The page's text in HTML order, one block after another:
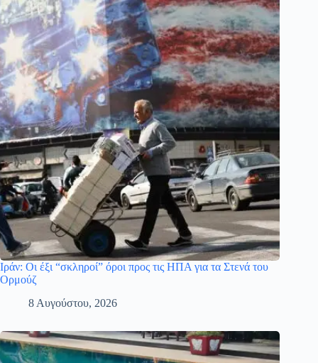
Ιράν: Οι έξι “σκληροί” όροι προς τις ΗΠΑ για τα Στενά του
Ορμούζ
8 Αυγούστου, 2026